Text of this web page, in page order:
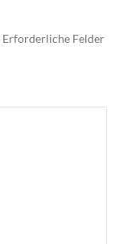
Erforderliche Felder